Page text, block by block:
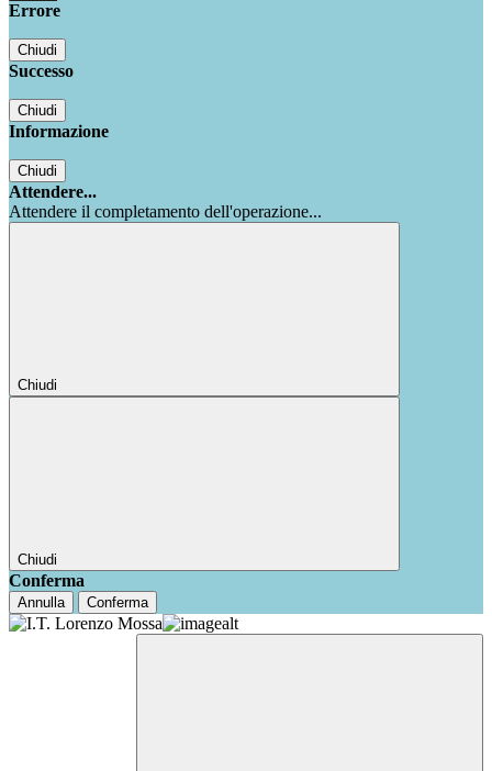
Errore
Chiudi
Successo
Chiudi
Informazione
Chiudi
Attendere...
Attendere il completamento dell'operazione...
Chiudi
Chiudi
Conferma
Annulla Conferma